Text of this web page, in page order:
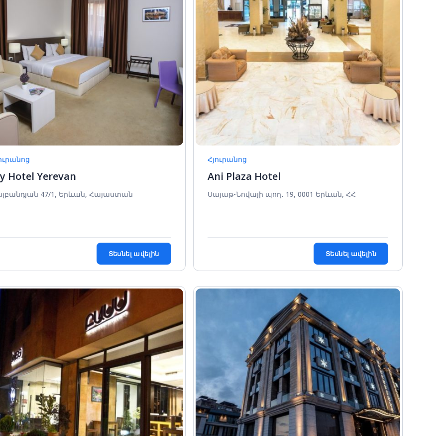
Hotel Yerevan
47/1, Երևան, Հայաստան
Տեսնել ավելին
Հյուրանոց
Ani Plaza Hotel
Սայաթ-Նովայի պող․ 19, 0001 Երևան, ՀՀ
Տեսնել ավելին